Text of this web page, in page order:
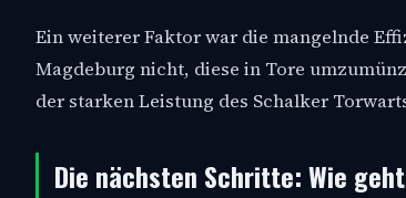
Ein weiterer Faktor war die mangelnde
Magdeburg nicht, diese in Tore
der starken Leistung des Schalker
Die nächsten Schritte: Wie